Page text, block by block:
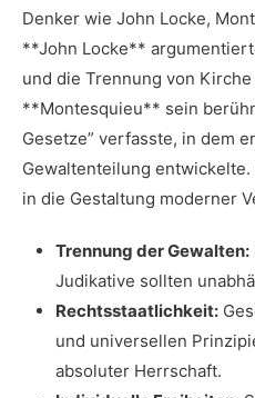
Denker wie ‌John Locke,
**John Locke**
und die Trennung von
**Montesquieu**⁣ sein
Gesetze” verfasste, in dem
Gewaltenteilung
in die⁢ Gestaltung moderner
Trennung der Gewalten:
Judikative sollten
Rechtsstaatlichkeit:
und ⁣universellen
absoluter​ Herrschaft.